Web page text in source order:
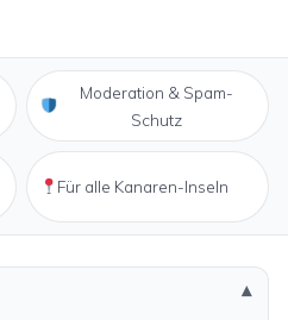
Moderation & Spam-
Schutz
Für alle Kanaren-Inseln